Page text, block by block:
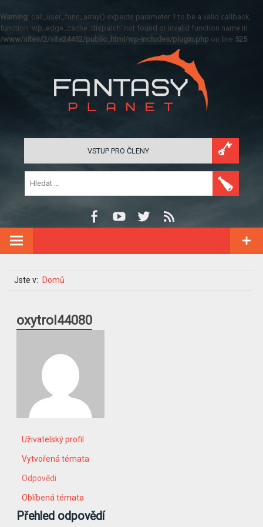
Warning: call_user_func_array() expects parameter 1 to be a valid callback,
function 'wp_edge_cache_dispatch' not found or invalid function name in
/www/sites/2/site24452/public_html/wp-includes/plugin.php on line 525
VSTUP PRO ČLENY
Jste v: Domů
oxytrol44080
Uživatelský profil
Vytvořená témata
Odpovědi
Oblíbená témata
Přehled odpovědí